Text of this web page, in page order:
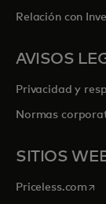
Relación con
AVISOS
Privacidad y
Normas
SITIOS
Priceless.com se